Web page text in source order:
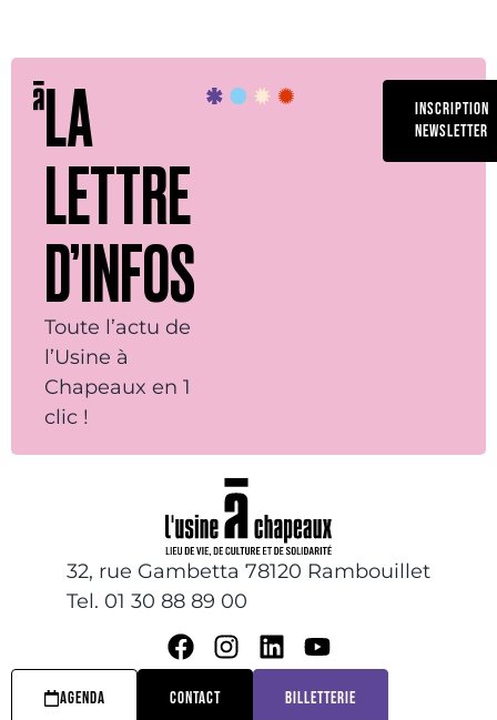
LA
LETTRE
D’INFOS
Toute l’actu de
l’Usine à
Chapeaux en 1
clic !
INSCRIPTION
NEWSLETTER
32, rue Gambetta 78120 Rambouillet
Tel. 01 30 88 89 00
AGENDA CONTACT BILLETTERIE